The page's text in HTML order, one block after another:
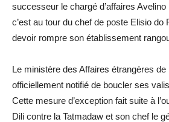
successeur le chargé d’affaires
c’est au tour du chef de poste Elisio do
devoir rompre son établissement
Le ministère des Affaires étrangères de
officiellement notifié de boucler ses
Cette mesure d’exception fait suite à
Dili contre la Tatmadaw et son chef le